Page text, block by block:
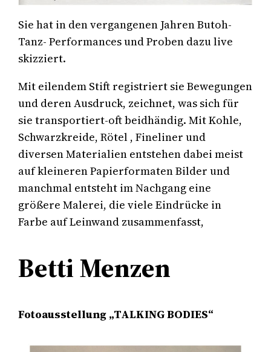
Sie hat in den vergangenen Jahren Butoh-
Tanz- Performances und Proben dazu live
skizziert.
Mit eilendem Stift registriert sie Bewegungen
und deren Ausdruck, zeichnet, was sich für
sie transportiert-oft beidhändig. Mit Kohle,
Schwarzkreide, Rötel , Fineliner und
diversen Materialien entstehen dabei meist
auf kleineren Papierformaten Bilder und
manchmal entsteht im Nachgang eine
größere Malerei, die viele Eindrücke in
Farbe auf Leinwand zusammenfasst,
Betti Menzen
Fotoausstellung „TALKING BODIES“